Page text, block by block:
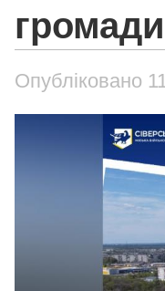
громади
Опубліковано